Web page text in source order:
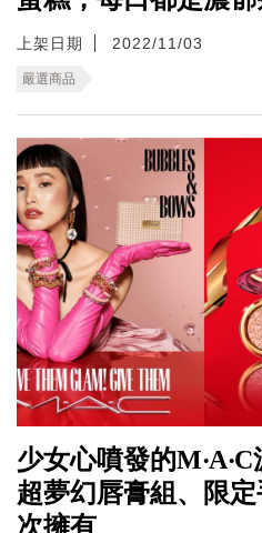
上架日期 2022/11/03
嚴選商品
少女心噴發的
超夢幻唇膏組、限
次擁有